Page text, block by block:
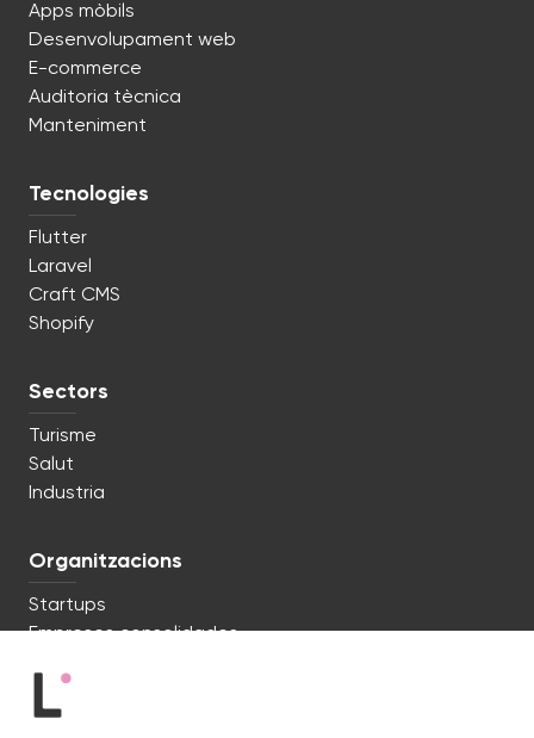
Apps mòbils
Desenvolupament web
E-commerce
Auditoria tècnica
Manteniment
Tecnologies
Flutter
Laravel
Craft CMS
Shopify
Sectors
Turisme
Salut
Industria
Organitzacions
Startups
Empreses consolidades